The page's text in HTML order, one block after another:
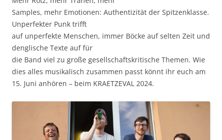
Samples, mehr Emotionen: Authentizität der Spitzenklasse.
Unperfekter Punk trifft
auf unperfekte Menschen, immer Böcke auf selten Zeit und
denglische Texte auf für
die Band viel zu große gesellschaftskritische Themen. Wie
dies alles musikalisch zusammen passt könnt ihr euch am
15. Juni anhören – beim KRAETZEVAL 2024.